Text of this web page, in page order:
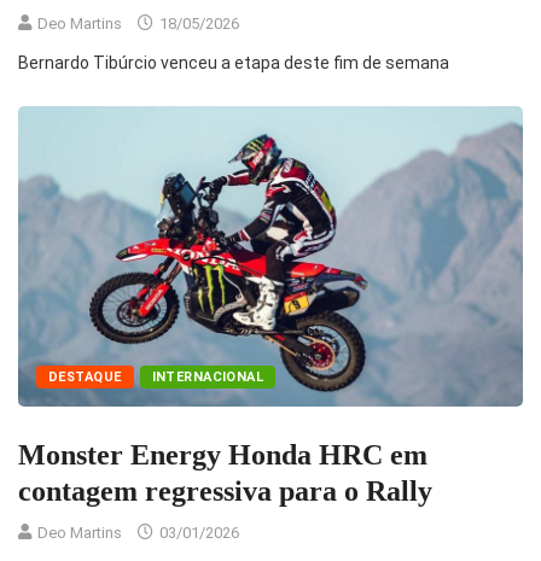
Deo Martins 18/05/2026
Bernardo Tibúrcio venceu a etapa deste fim de semana
DESTAQUE INTERNACIONAL
Monster Energy Honda HRC em
contagem regressiva para o Rally
Deo Martins 03/01/2026